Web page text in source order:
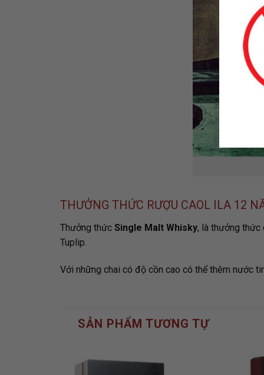
THƯỞNG THỨC RƯỢU CAOL ILA 12
Thưởng thức Single Malt Whisky, là thưởng thức
Tuplip.
Với những chai có độ cồn cao có thể thêm nước
SẢN PHẨM TƯƠNG TỰ